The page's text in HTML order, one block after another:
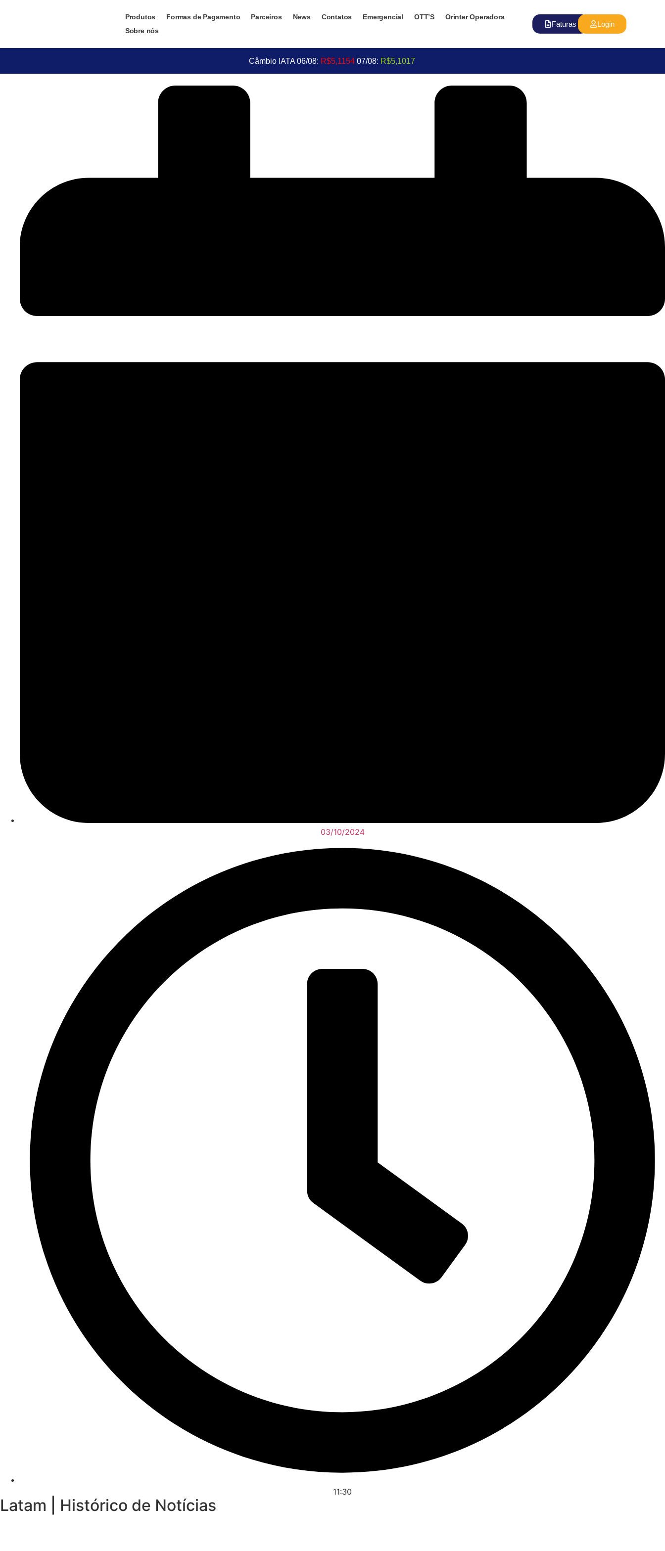
Produtos Formas de Pagamento Parceiros News Contatos Emergencial OTT’S
Orinter Operadora
Sobre nós
Faturas Login
Câmbio IATA 06/08: R$5,1154 07/08: R$5,1017
03/10/2024
11:30
Latam | Histórico de Notícias